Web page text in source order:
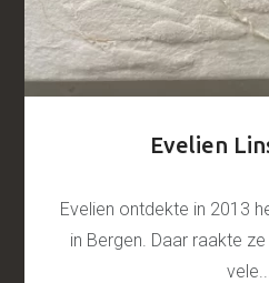
Evelien
Evelien ontdekte in 2013
in Bergen. Daar raakte
vele...